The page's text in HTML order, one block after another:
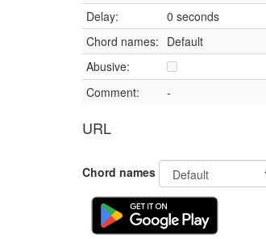
Delay:
0 seconds
Chord names: Default
Abusive:
Comment:
-
URL
Chord names